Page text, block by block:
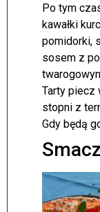
Po tym
kawałki
pomidorki,
sosem z
Tarty piecz
stopni z
Gdy będą